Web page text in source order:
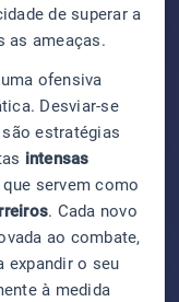
de superar a
as ameaças.
ofensiva
Desviar-se
estratégias
intensas
servem como
. Cada novo
ao combate,
expandir o seu
à medida